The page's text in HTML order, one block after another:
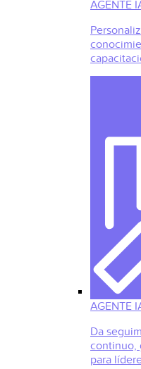
AGENTE
AGENTE
Da
continuo,
para